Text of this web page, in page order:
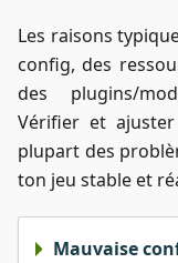
Les raisons
config, des
des plugins/
Vérifier et
plupart des
ton jeu stable et
Mauvaise